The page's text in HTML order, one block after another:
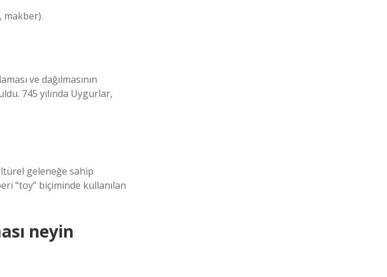
makber).
ve dağılmasının
745 yılında Uygurlar,
geleneğe sahip
“toy” biçiminde kullanılan
neyin